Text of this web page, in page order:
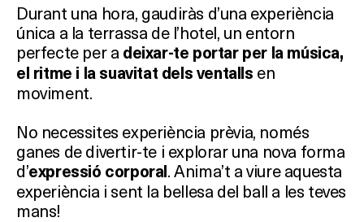
Durant una hora, gaudiràs d’una experiència
única a la terrassa de l’hotel, un entorn
perfecte per a deixar-te portar per la música,
el ritme i la suavitat dels ventalls en
moviment.
No necessites experiència prèvia, només
ganes de divertir-te i explorar una nova forma
d’expressió corporal. Anima’t a viure aquesta
experiència i sent la bellesa del ball a les teves
mans!